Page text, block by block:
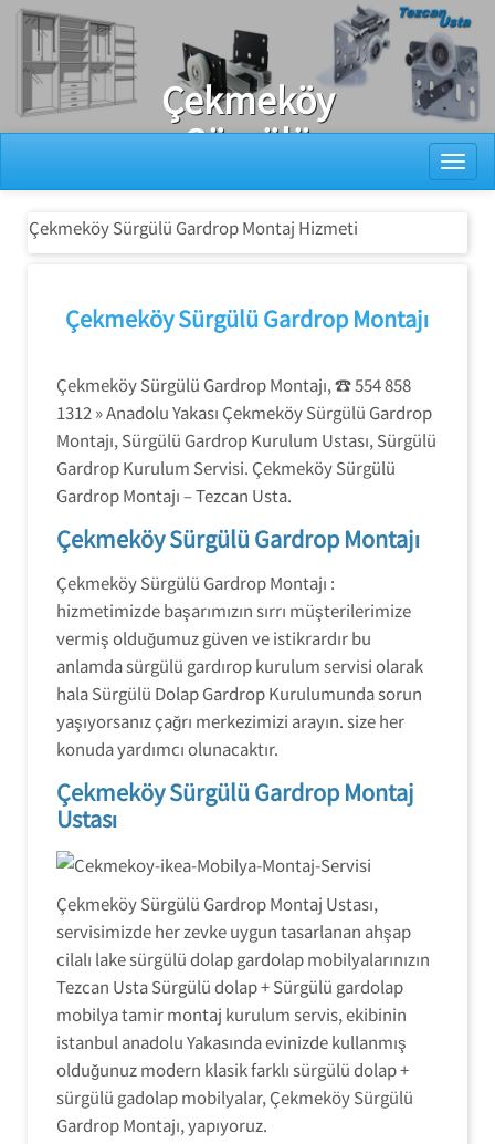
Ray Dolap Tamiri
Çekmeköy
Sürgülü
Gardrop
Montaj
Hizmeti
Çekmeköy Sürgülü Gardrop Montaj Hizmeti
Çekmeköy Sürgülü Gardrop Montajı
Çekmeköy Sürgülü Gardrop Montajı, ☎️ 554 858
1312 » Anadolu Yakası Çekmeköy Sürgülü Gardrop
Montajı, Sürgülü Gardrop Kurulum Ustası, Sürgülü
Gardrop Kurulum Servisi. Çekmeköy Sürgülü
Gardrop Montajı – Tezcan Usta.
Çekmeköy Sürgülü Gardrop Montajı
Çekmeköy Sürgülü Gardrop Montajı :
hizmetimizde başarımızın sırrı müşterilerimize
vermiş olduğumuz güven ve istikrardır bu
anlamda sürgülü gardırop kurulum servisi olarak
hala Sürgülü Dolap Gardrop Kurulumunda sorun
yaşıyorsanız çağrı merkezimizi arayın. size her
konuda yardımcı olunacaktır.
Çekmeköy Sürgülü Gardrop Montaj
Ustası
Çekmeköy Sürgülü Gardrop Montaj Ustası,
servisimizde her zevke uygun tasarlanan ahşap
cilalı lake sürgülü dolap gardolap mobilyalarınızın
Tezcan Usta Sürgülü dolap + Sürgülü gardolap
mobilya tamir montaj kurulum servis, ekibinin
istanbul anadolu Yakasında evinizde kullanmış
olduğunuz modern klasik farklı sürgülü dolap +
sürgülü gadolap mobilyalar, Çekmeköy Sürgülü
Gardrop Montajı, yapıyoruz.